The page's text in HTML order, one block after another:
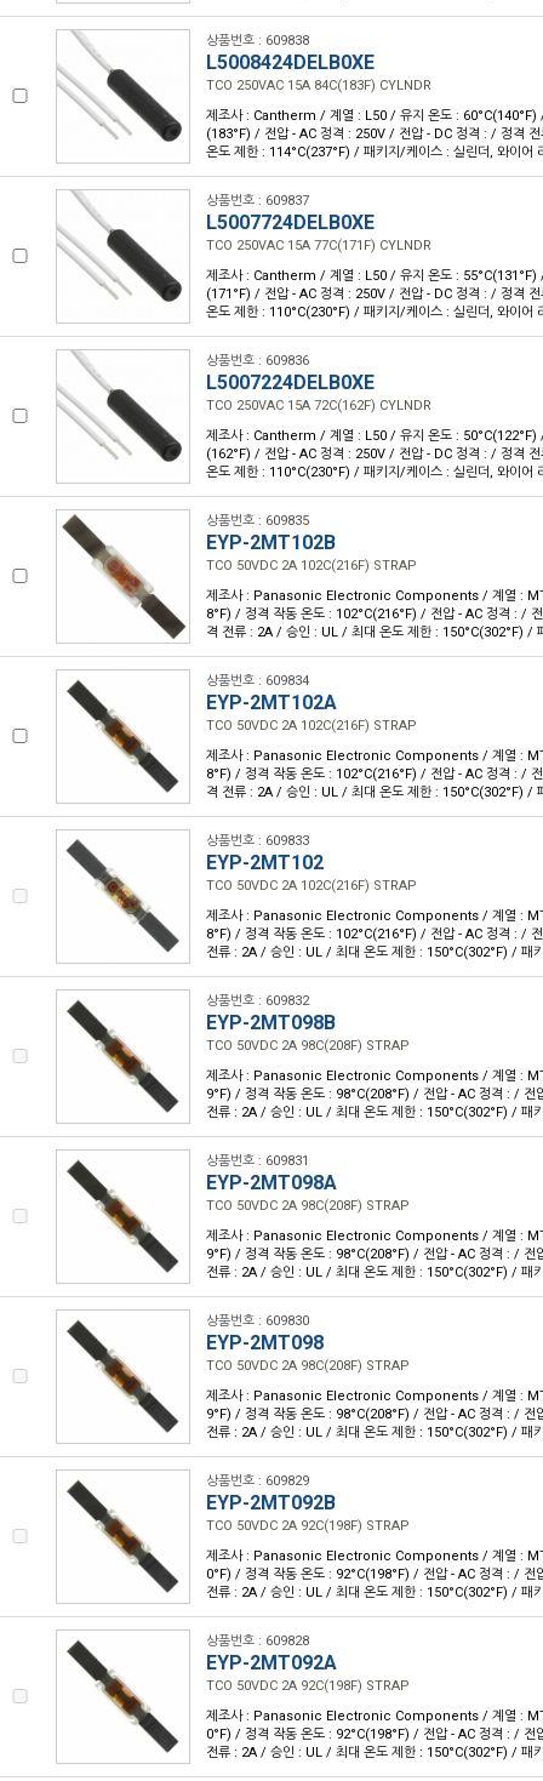
상품번호 : 609838
L5008424DELB0XE
TCO 250VAC 15A 84C(183F) CYLNDR
제조사 : Cantherm / 계열 : L50 / 유지 온도 : 60°C(140°F)
(183°F) / 전압 - AC 정격 : 250V / 전압 - DC 정격 : / 정격
온도 제한 : 114°C(237°F) / 패키지/케이스 : 실린더, 와이어
상품번호 : 609837
L5007724DELB0XE
TCO 250VAC 15A 77C(171F) CYLNDR
제조사 : Cantherm / 계열 : L50 / 유지 온도 : 55°C(131°F)
(171°F) / 전압 - AC 정격 : 250V / 전압 - DC 정격 : / 정격
온도 제한 : 110°C(230°F) / 패키지/케이스 : 실린더, 와이어
상품번호 : 609836
L5007224DELB0XE
TCO 250VAC 15A 72C(162F) CYLNDR
제조사 : Cantherm / 계열 : L50 / 유지 온도 : 50°C(122°F)
(162°F) / 전압 - AC 정격 : 250V / 전압 - DC 정격 : / 정격
온도 제한 : 110°C(230°F) / 패키지/케이스 : 실린더, 와이어
상품번호 : 609835
EYP-2MT102B
TCO 50VDC 2A 102C(216F) STRAP
제조사 : Panasonic Electronic Components / 계열 :
8°F) / 정격 작동 온도 : 102°C(216°F) / 전압 - AC 정격 : /
격 전류 : 2A / 승인 : UL / 최대 온도 제한 : 150°C(302°F) /
상품번호 : 609834
EYP-2MT102A
TCO 50VDC 2A 102C(216F) STRAP
제조사 : Panasonic Electronic Components / 계열 :
8°F) / 정격 작동 온도 : 102°C(216°F) / 전압 - AC 정격 : /
격 전류 : 2A / 승인 : UL / 최대 온도 제한 : 150°C(302°F) /
상품번호 : 609833
EYP-2MT102
TCO 50VDC 2A 102C(216F) STRAP
제조사 : Panasonic Electronic Components / 계열 :
8°F) / 정격 작동 온도 : 102°C(216°F) / 전압 - AC 정격 : /
전류 : 2A / 승인 : UL / 최대 온도 제한 : 150°C(302°F) / 패
상품번호 : 609832
EYP-2MT098B
TCO 50VDC 2A 98C(208F) STRAP
제조사 : Panasonic Electronic Components / 계열 :
9°F) / 정격 작동 온도 : 98°C(208°F) / 전압 - AC 정격 : / 전
전류 : 2A / 승인 : UL / 최대 온도 제한 : 150°C(302°F) / 패
상품번호 : 609831
EYP-2MT098A
TCO 50VDC 2A 98C(208F) STRAP
제조사 : Panasonic Electronic Components / 계열 :
9°F) / 정격 작동 온도 : 98°C(208°F) / 전압 - AC 정격 : / 전
전류 : 2A / 승인 : UL / 최대 온도 제한 : 150°C(302°F) / 패
상품번호 : 609830
EYP-2MT098
TCO 50VDC 2A 98C(208F) STRAP
제조사 : Panasonic Electronic Components / 계열 :
9°F) / 정격 작동 온도 : 98°C(208°F) / 전압 - AC 정격 : / 전
전류 : 2A / 승인 : UL / 최대 온도 제한 : 150°C(302°F) / 패
상품번호 : 609829
EYP-2MT092B
TCO 50VDC 2A 92C(198F) STRAP
제조사 : Panasonic Electronic Components / 계열 :
0°F) / 정격 작동 온도 : 92°C(198°F) / 전압 - AC 정격 : / 전
전류 : 2A / 승인 : UL / 최대 온도 제한 : 150°C(302°F) / 패
상품번호 : 609828
EYP-2MT092A
TCO 50VDC 2A 92C(198F) STRAP
제조사 : Panasonic Electronic Components / 계열 :
0°F) / 정격 작동 온도 : 92°C(198°F) / 전압 - AC 정격 : / 전
전류 : 2A / 승인 : UL / 최대 온도 제한 : 150°C(302°F) / 패